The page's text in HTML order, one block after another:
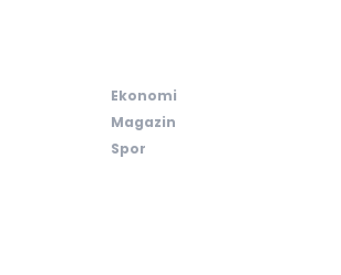
Ekonomi
Magazin
Spor